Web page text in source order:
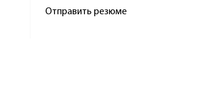
Отправить резюме